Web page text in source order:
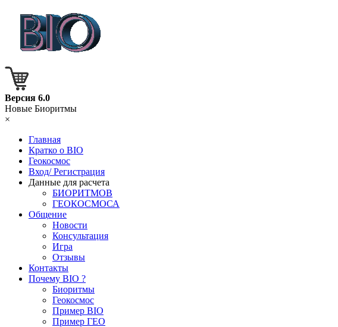
Версия 6.0
Новые Биоритмы
×
Главная
Кратко о BIO
Геокосмос
Вход/ Регистрация
Данные для расчета
БИОРИТМОВ
ГЕОКОСМОСА
Общение
Новости
Консультация
Игра
Отзывы
Контакты
Почему BIO ?
Биоритмы
Геокосмос
Пример BIO
Пример ГЕО